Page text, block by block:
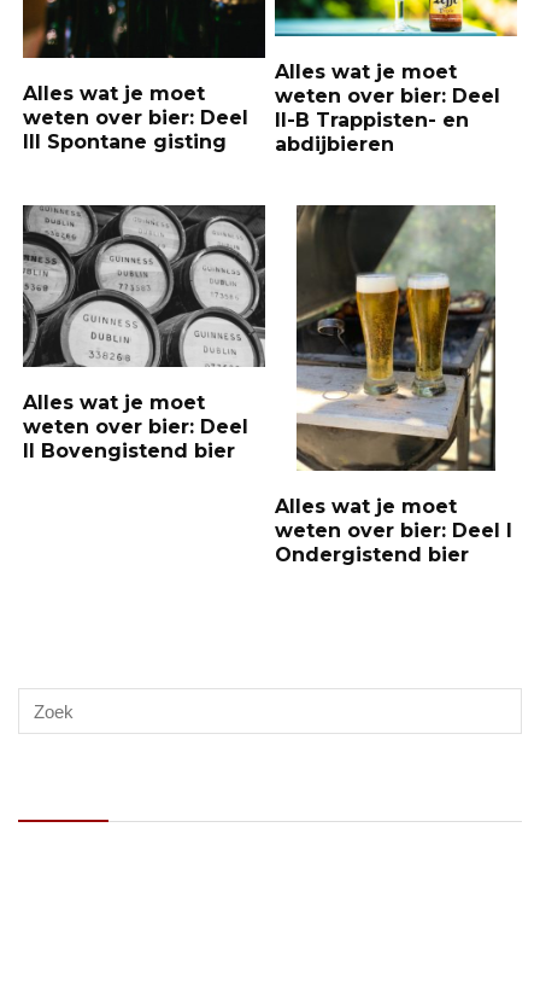
Alles wat je moet
weten over bier: Deel
III Spontane gisting
Alles wat je moet
weten over bier: Deel
II-B Trappisten- en
abdijbieren
Alles wat je moet
weten over bier: Deel
II Bovengistend bier
Alles wat je moet
weten over bier: Deel I
Ondergistend bier